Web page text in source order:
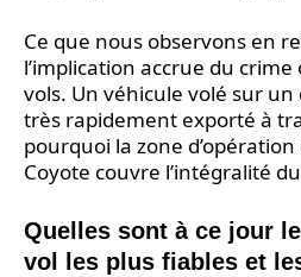
Ce que nous observons en
l’implication accrue du
vols. Un véhicule volé sur
très rapidement exporté à
pourquoi la zone
Coyote couvre l’intégralité
Quelles sont à ce jour
vol les plus fiables et